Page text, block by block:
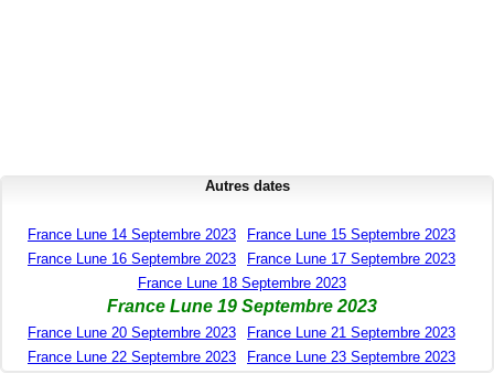
Autres dates
France Lune 14 Septembre 2023
France Lune 15 Septembre 2023
France Lune 16 Septembre 2023
France Lune 17 Septembre 2023
France Lune 18 Septembre 2023
France Lune 19 Septembre 2023
France Lune 20 Septembre 2023
France Lune 21 Septembre 2023
France Lune 22 Septembre 2023
France Lune 23 Septembre 2023